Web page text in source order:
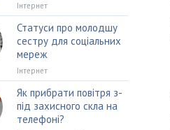
Інтернет
Статуси про молодшу
сестру для соціальних
мереж
Інтернет
Як прибрати повітря з-
під захисного скла на
телефоні?